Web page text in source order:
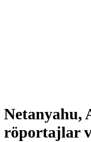
Netanyahu,
röportajlar